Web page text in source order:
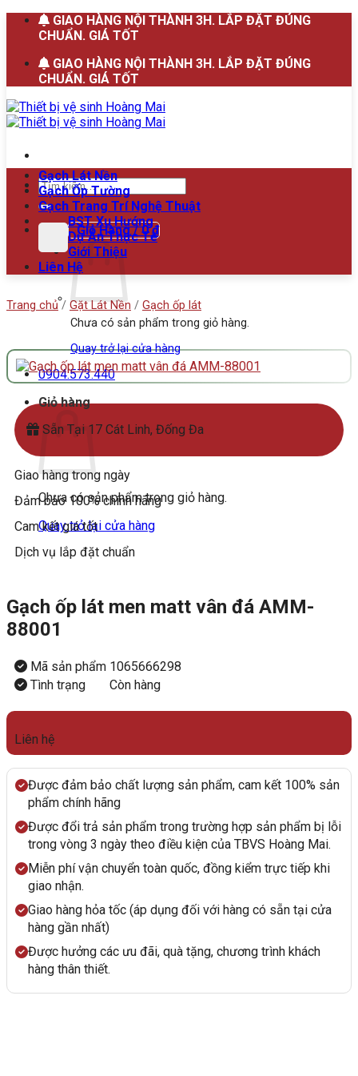
dung
GIAO HÀNG NỘI THÀNH 3H. LẮP ĐẶT ĐÚNG
CHUẨN. GIÁ TỐT
GIAO HÀNG NỘI THÀNH 3H. LẮP ĐẶT ĐÚNG
CHUẨN. GIÁ TỐT
Tìm
kiếm:
Giỏ Hàng /0₫
Chưa có sản phẩm trong giỏ hàng.
Quay trở lại cửa hàng
0904.573.440
Giỏ hàng
Chưa có sản phẩm trong giỏ hàng.
Quay trở lại cửa hàng
Gạch Lát Nền
Gạch Ốp Tường
Gạch Trang Trí Nghệ Thuật
BST Xu Hướng
Dự Án Thực Tế
Giới Thiệu
Liên Hệ
Trang chủ / Gặt Lát Nền / Gạch ốp lát
Sẵn Tại 17 Cát Linh, Đống Đa
Giao hàng trong ngày
Đảm bảo 100% chính hãng
Cam kết giá tốt
Dịch vụ lắp đặt chuẩn
Gạch ốp lát men matt vân đá AMM-
88001
Mã sản phẩm 1065666298
Tình trạng
Còn hàng
Liên hệ
Được đảm bảo chất lượng sản phẩm, cam kết 100% sản
phẩm chính hãng
Được đổi trả sản phẩm trong trường hợp sản phẩm bị lỗi
trong vòng 3 ngày theo điều kiện của TBVS Hoàng Mai.
Miễn phí vận chuyển toàn quốc, đồng kiểm trực tiếp khi
giao nhận.
Giao hàng hỏa tốc (áp dụng đối với hàng có sẵn tại cửa
hàng gần nhất)
Được hưởng các ưu đãi, quà tặng, chương trình khách
hàng thân thiết.